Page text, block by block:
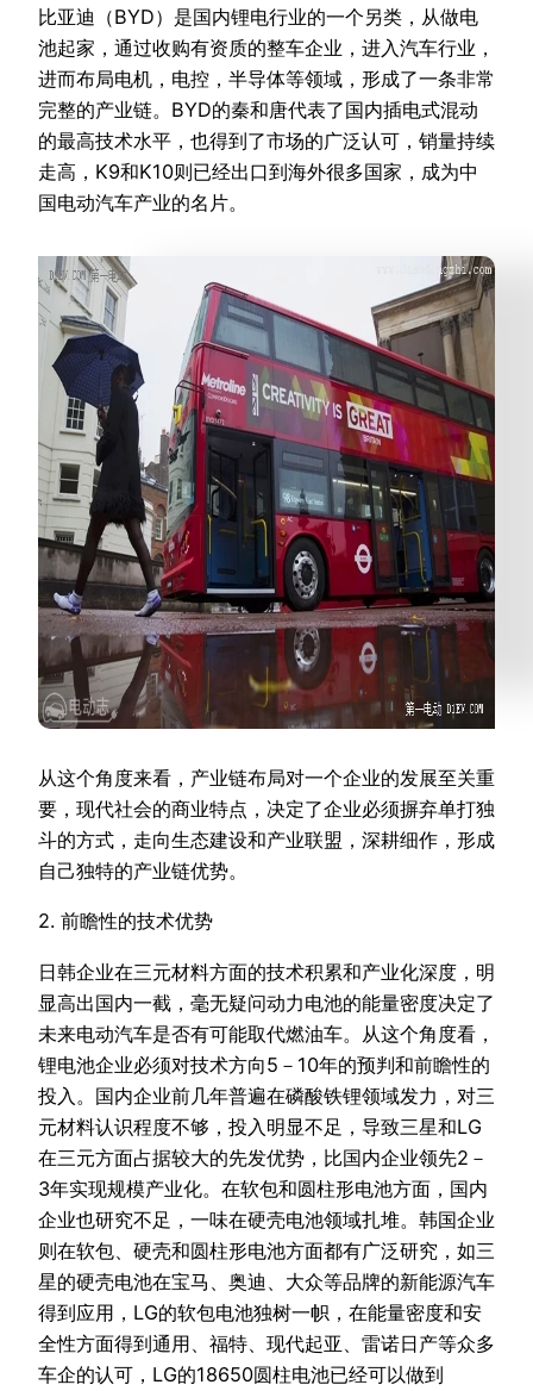
比亚迪（BYD）是国内锂电行业的一个另类，从做电
池起家，通过收购有资质的整车企业，进入汽车行业，
进而布局电机，电控，半导体等领域，形成了一条非常
完整的产业链。BYD的秦和唐代表了国内插电式混动
的最高技术水平，也得到了市场的广泛认可，销量持续
走高，K9和K10则已经出口到海外很多国家，成为中
国电动汽车产业的名片。
从这个角度来看，产业链布局对一个企业的发展至关重
要，现代社会的商业特点，决定了企业必须摒弃单打独
斗的方式，走向生态建设和产业联盟，深耕细作，形成
自己独特的产业链优势。
2. 前瞻性的技术优势
日韩企业在三元材料方面的技术积累和产业化深度，明
显高出国内一截，毫无疑问动力电池的能量密度决定了
未来电动汽车是否有可能取代燃油车。从这个角度看，
锂电池企业必须对技术方向5－10年的预判和前瞻性的
投入。国内企业前几年普遍在磷酸铁锂领域发力，对三
元材料认识程度不够，投入明显不足，导致三星和LG
在三元方面占据较大的先发优势，比国内企业领先2－
3年实现规模产业化。在软包和圆柱形电池方面，国内
企业也研究不足，一味在硬壳电池领域扎堆。韩国企业
则在软包、硬壳和圆柱形电池方面都有广泛研究，如三
星的硬壳电池在宝马、奥迪、大众等品牌的新能源汽车
得到应用，LG的软包电池独树一帜，在能量密度和安
全性方面得到通用、福特、现代起亚、雷诺日产等众多
车企的认可，LG的18650圆柱电池已经可以做到